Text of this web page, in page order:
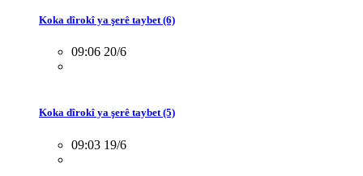
Koka dîrokî ya şerê taybet (6)
09:06 20/6
Koka dîrokî ya şerê taybet (5)
09:03 19/6